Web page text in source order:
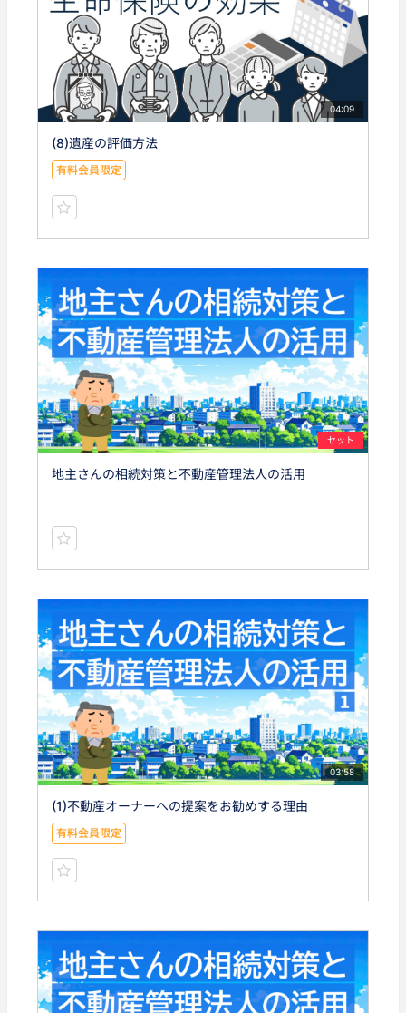
04:09
(8)遺産の評価方法
有料会員限定
セット
地主さんの相続対策と不動産管理法人の活用
03:58
(1)不動産オーナーへの提案をお勧めする理由
有料会員限定